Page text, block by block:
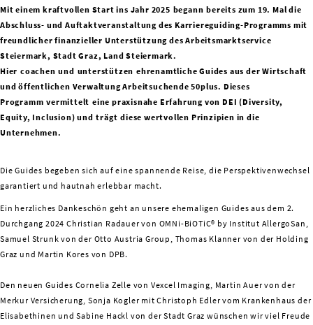
Mit einem kraftvollen Start ins Jahr 2025 begann bereits zum 19. Mal die
Abschluss- und Auftaktveranstaltung des Karriereguiding-Programms mit
freundlicher finanzieller Unterstützung des Arbeitsmarktservice
Steiermark, Stadt Graz, Land Steiermark.
Hier coachen und unterstützen ehrenamtliche Guides aus der Wirtschaft
und öffentlichen Verwaltung Arbeitsuchende 50plus. Dieses
Programm vermittelt eine praxisnahe Erfahrung von DEI (Diversity,
Equity, Inclusion) und trägt diese wertvollen Prinzipien in die
Unternehmen.
Die Guides begeben sich auf eine spannende Reise, die Perspektivenwechsel
garantiert und hautnah erlebbar macht.
Ein herzliches Dankeschön geht an unsere ehemaligen Guides aus dem 2.
Durchgang 2024 Christian Radauer von OMNi-BiOTiC® by Institut AllergoSan,
Samuel Strunk von der Otto Austria Group, Thomas Klanner von der Holding
Graz und Martin Kores von DPB.
Den neuen Guides Cornelia Zelle von Vexcel Imaging, Martin Auer von der
Merkur Versicherung, Sonja Kogler mit Christoph Edler vom Krankenhaus der
Elisabethinen und Sabine Hackl von der Stadt Graz wünschen wir viel Freude